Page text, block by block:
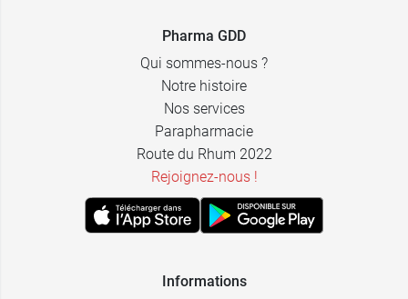
Pharma GDD
Qui sommes-nous ?
Notre histoire
Nos services
Parapharmacie
Route du Rhum 2022
Rejoignez-nous !
Informations